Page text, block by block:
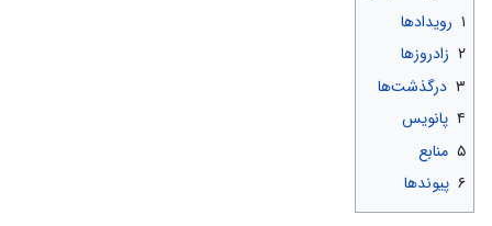
۱ رویدادها
۲ زادروزها
۳ درگذشت‌ها
۴ پانویس
۵ منابع
۶ پیوندها